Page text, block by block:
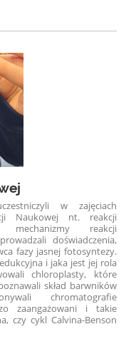
w zajęciach
Naukowej nt. reakcji
mechanizmy reakcji
doświadczenia,
fazy jasnej fotosyntezy.
i jaka jest jej rola
chloroplasty, które
skład barwników
chromatografie
zaangażowani i takie
czy cykl Calvina-Benson